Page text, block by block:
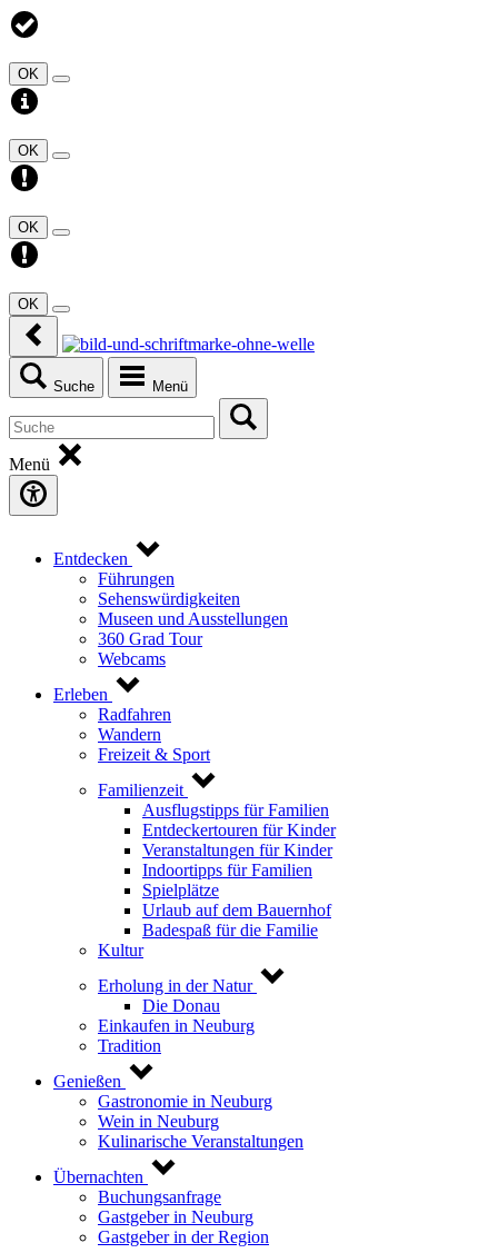
OK
OK
OK
OK
Suche Menü
Menü
Entdecken
Führungen
Sehenswürdigkeiten
Museen und Ausstellungen
360 Grad Tour
Webcams
Erleben
Radfahren
Wandern
Freizeit & Sport
Familienzeit
Ausflugstipps für Familien
Entdeckertouren für Kinder
Veranstaltungen für Kinder
Indoortipps für Familien
Spielplätze
Urlaub auf dem Bauernhof
Badespaß für die Familie
Kultur
Erholung in der Natur
Die Donau
Einkaufen in Neuburg
Tradition
Genießen
Gastronomie in Neuburg
Wein in Neuburg
Kulinarische Veranstaltungen
Übernachten
Buchungsanfrage
Gastgeber in Neuburg
Gastgeber in der Region